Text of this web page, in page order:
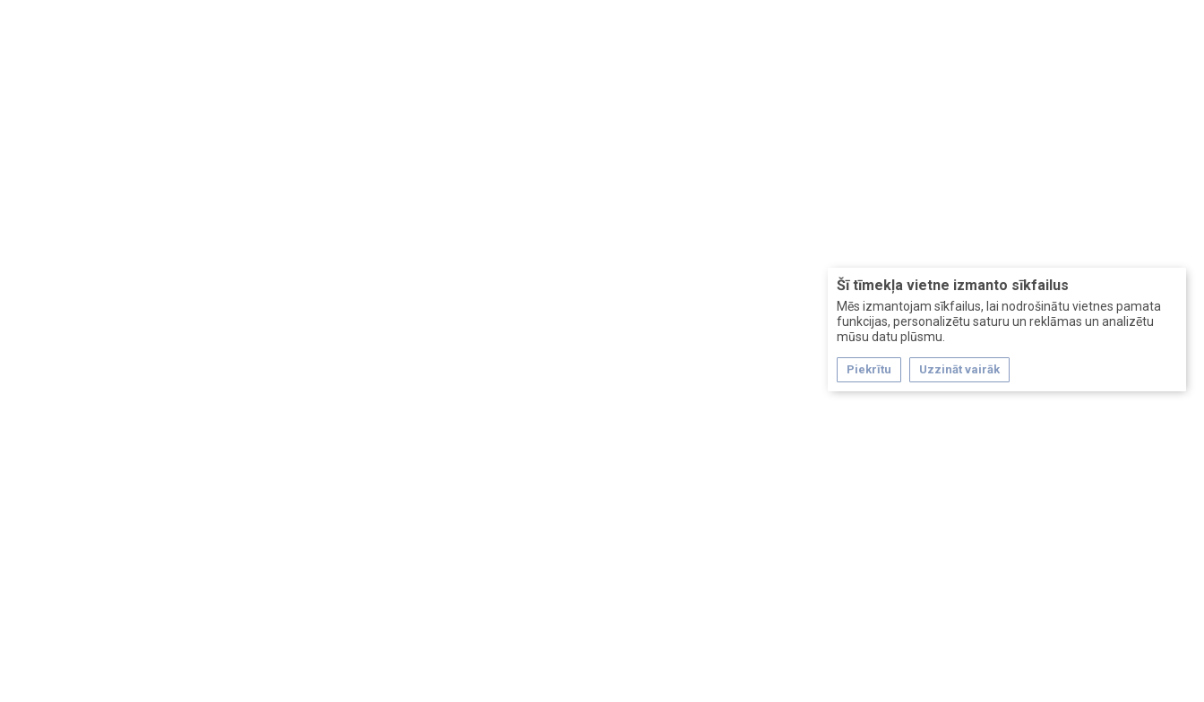
Šī tīmekļa vietne izmanto sīkfailus
Mēs izmantojam sīkfailus, lai nodrošinātu vietnes pamata
funkcijas, personalizētu saturu un reklāmas un analizētu
mūsu datu plūsmu.
Piekrītu Uzzināt vairāk